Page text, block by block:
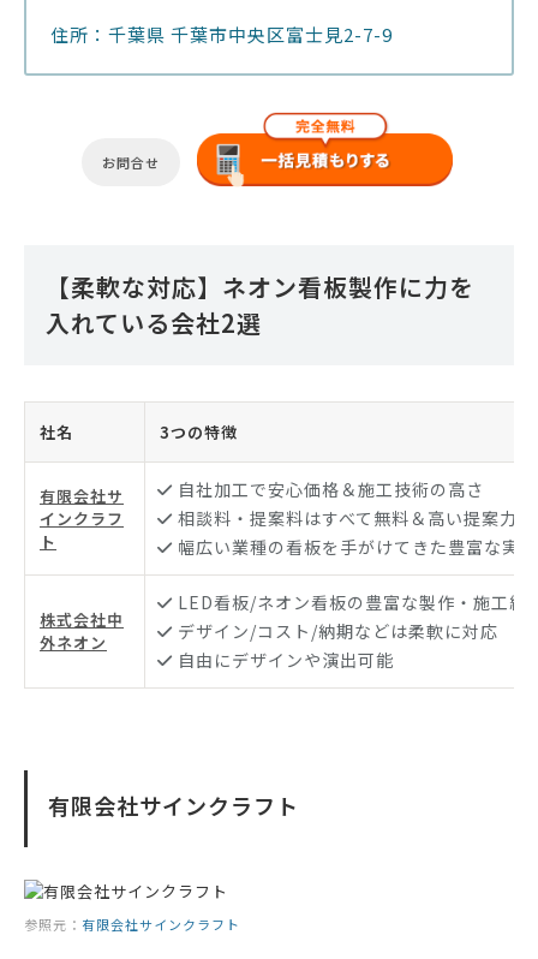
住所：千葉県 千葉市中央区富士見2-7-9
お問合せ
【柔軟な対応】ネオン看板製作に力を
入れている会社2選
社名 3つの特徴
有限会社サ
インクラフ
ト
自社加工で安心価格＆施工技術の高さ
相談料・提案料はすべて無料＆高い提案力
幅広い業種の看板を手がけてきた豊富な実
株式会社中
外ネオン
LED看板/ネオン看板の豊富な製作・施工経
デザイン/コスト/納期などは柔軟に対応
自由にデザインや演出可能
有限会社サインクラフト
参照元： 有限会社サインクラフト